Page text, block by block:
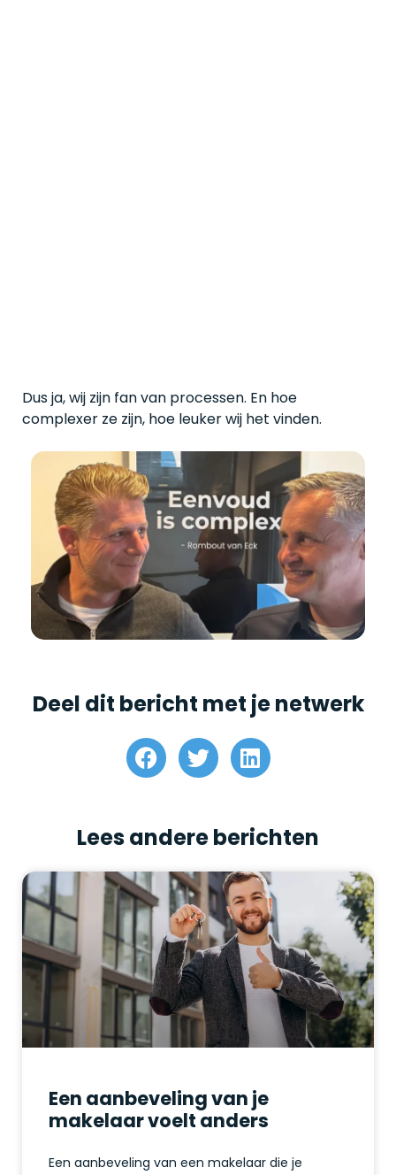
Dus ja, wij zijn fan van processen. En hoe
complexer ze zijn, hoe leuker wij het vinden.
Deel dit bericht met je netwerk
Lees andere berichten
Een aanbeveling van je
makelaar voelt anders
Een aanbeveling van een makelaar die je